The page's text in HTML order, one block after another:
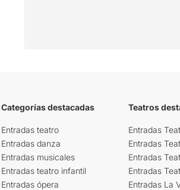
Categorías destacadas
Entradas teatro
Entradas danza
Entradas musicales
Entradas teatro infantil
Entradas ópera
Teatros
Entradas
Entradas
Entradas
Entradas
Entradas La